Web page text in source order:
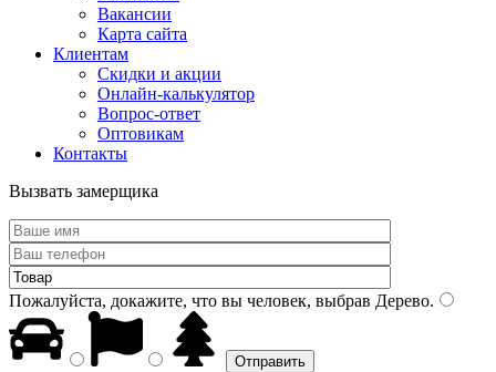
Вакансии
Карта сайта
Клиентам
Скидки и акции
Онлайн-калькулятор
Вопрос-ответ
Оптовикам
Контакты
Вызвать замерщика
Пожалуйста, докажите, что вы человек, выбрав Дерево.